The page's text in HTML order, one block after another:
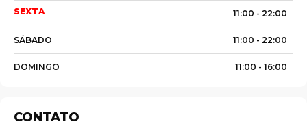
SEXTA 11:00 - 22:00
SÁBADO 11:00 - 22:00
DOMINGO 11:00 - 16:00
CONTATO
Abrasel Amazonas